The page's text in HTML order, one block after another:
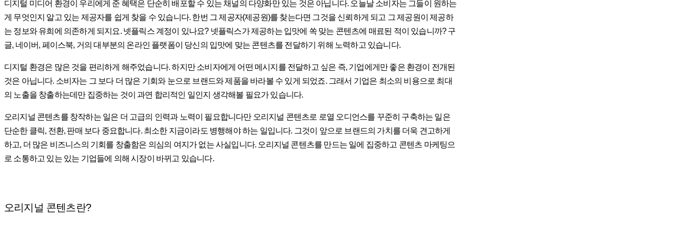
디지털 미디어 환경이 우리에게 준 혜택은 단순히 배포할 수 있는 채널의 다양화만 있는 것은 아닙니다. 오늘날 소비자는 그들이 원하는
게 무엇인지 알고 있는 제공자를 쉽게 찾을 수 있습니다. 한번 그 제공자(제공원)를 찾는다면 그것을 신뢰하게 되고 그 제공원이 제공하
는 정보와 유희에 의존하게 되지요. 넷플릭스 계정이 있나요? 넷플릭스가 제공하는 입맛에 쏙 맞는 콘텐츠에 매료된 적이 있습니까? 구
글, 네이버, 페이스북, 거의 대부분의 온라인 플랫폼이 당신의 입맛에 맞는 콘텐츠를 전달하기 위해 노력하고 있습니다.
디지털 환경은 많은 것을 편리하게 해주었습니다. 하지만 소비자에게 어떤 메시지를 전달하고 싶은 즉, 기업에게만 좋은 환경이 전개된
것은 아닙니다. 소비자는 그 보다 더 많은 기회와 눈으로 브랜드와 제품을 바라볼 수 있게 되었죠. 그래서 기업은 최소의 비용으로 최대
의 노출을 창출하는데만 집중하는 것이 과연 합리적인 일인지 생각해볼 필요가 있습니다.
오리지널 콘텐츠를 창작하는 일은 더 고급의 인력과 노력이 필요합니다만 오리지널 콘텐츠로 로열 오디언스를 꾸준히 구축하는 일은
단순한 클릭, 전환, 판매 보다 중요합니다. 최소한 지금이라도 병행해야 하는 일입니다. 그것이 앞으로 브랜드의 가치를 더욱 견고하게
하고, 더 많은 비즈니스의 기회를 창출함은 의심의 여지가 없는 사실입니다. 오리지널 콘텐츠를 만드는 일에 집중하고 콘텐츠 마케팅으
로 소통하고 있는 있는 기업들에 의해 시장이 바뀌고 있습니다.
오리지널 콘텐츠란?